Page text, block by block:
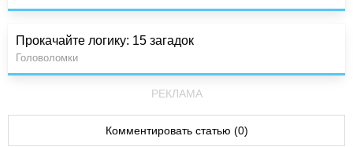
Прокачайте логику: 15 загадок
Головоломки
РЕКЛАМА
Комментировать статью (0)